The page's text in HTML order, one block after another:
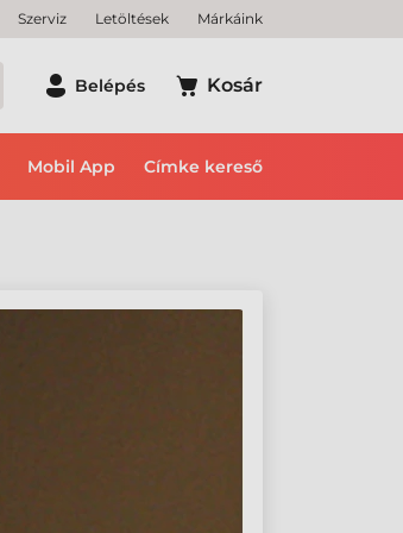
Szerviz Letöltések Márkáink
Belépés Kosár
Mobil App Címke kereső